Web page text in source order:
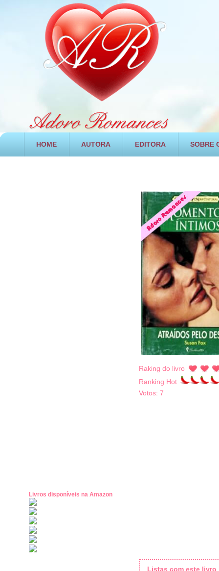
HOME AUTORA EDITORA SOBRE
Livros disponíveis na Amazon
Raking do livro
Ranking Hot
Votos: 7
Listas com este livro